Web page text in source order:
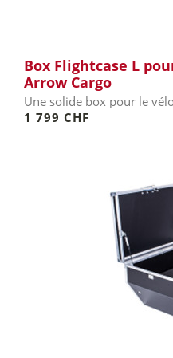
Box Flightcase L
Arrow Cargo
Une solide box pour le
1 799 CHF